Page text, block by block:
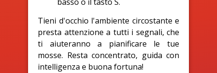
Tieni d'occhio l'ambiente circostante e
presta attenzione a tutti i segnali, che
ti aiuteranno a pianificare le tue
mosse. Resta concentrato, guida con
intelligenza e buona fortuna!